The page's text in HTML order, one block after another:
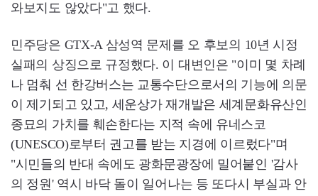
와보지도 않았다"고 했다.
민주당은 GTX-A 삼성역 문제를 오 후보의 10년 시정
실패의 상징으로 규정했다. 이 대변인은 "이미 몇 차례
나 멈춰 선 한강버스는 교통수단으로서의 기능에 의문
이 제기되고 있고, 세운상가 재개발은 세계문화유산인
종묘의 가치를 훼손한다는 지적 속에 유네스코
(UNESCO)로부터 권고를 받는 지경에 이르렀다"며
"시민들의 반대 속에도 광화문광장에 밀어붙인 '감사
의 정원' 역시 바닥 돌이 일어나는 등 또다시 부실과 안